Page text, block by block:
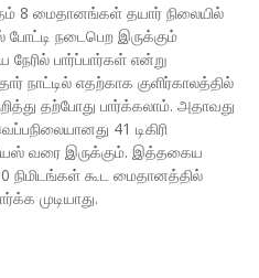
8 மைதானங்கள் தயார் நிலையில்
நடைபெற இருக்கும்
பார்ப்பார்கள் என்று
நாட்டில் எதற்காக குளிர்காலத்தில்
தற்போது பார்க்கலாம். அதாவது
41 டிகிரி
வரை இருக்கும். இத்தகைய
கூட மைதானத்தில்
முடியாது.